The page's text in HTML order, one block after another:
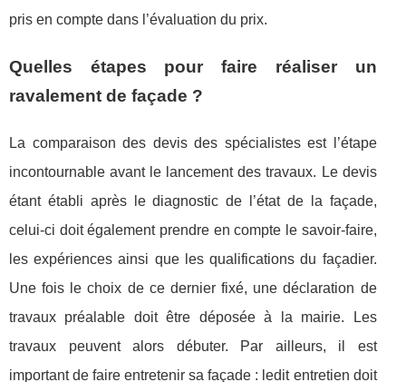
pris en compte dans l’évaluation du prix.
Quelles étapes pour faire réaliser un
ravalement de façade ?
La comparaison des devis des spécialistes est l’étape
incontournable avant le lancement des travaux. Le devis
étant établi après le diagnostic de l’état de la façade,
celui-ci doit également prendre en compte le savoir-faire,
les expériences ainsi que les qualifications du façadier.
Une fois le choix de ce dernier fixé, une déclaration de
travaux préalable doit être déposée à la mairie. Les
travaux peuvent alors débuter. Par ailleurs, il est
important de faire entretenir sa façade : ledit entretien doit